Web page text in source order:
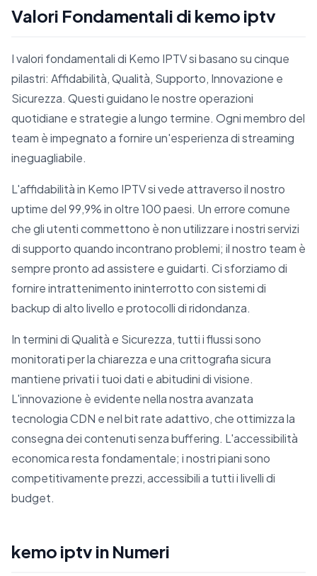
Valori Fondamentali di kemo iptv
I valori fondamentali di Kemo IPTV si basano su cinque
pilastri: Affidabilità, Qualità, Supporto, Innovazione e
Sicurezza. Questi guidano le nostre operazioni
quotidiane e strategie a lungo termine. Ogni membro del
team è impegnato a fornire un'esperienza di streaming
ineguagliabile.
L'affidabilità in Kemo IPTV si vede attraverso il nostro
uptime del 99,9% in oltre 100 paesi. Un errore comune
che gli utenti commettono è non utilizzare i nostri servizi
di supporto quando incontrano problemi; il nostro team è
sempre pronto ad assistere e guidarti. Ci sforziamo di
fornire intrattenimento ininterrotto con sistemi di
backup di alto livello e protocolli di ridondanza.
In termini di Qualità e Sicurezza, tutti i flussi sono
monitorati per la chiarezza e una crittografia sicura
mantiene privati i tuoi dati e abitudini di visione.
L'innovazione è evidente nella nostra avanzata
tecnologia CDN e nel bit rate adattivo, che ottimizza la
consegna dei contenuti senza buffering. L'accessibilità
economica resta fondamentale; i nostri piani sono
competitivamente prezzi, accessibili a tutti i livelli di
budget.
kemo iptv in Numeri